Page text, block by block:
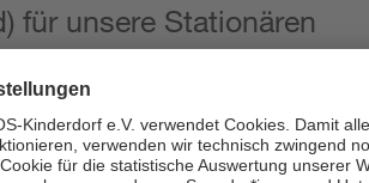
für unsere Stationären
oder Teilzeit (mind. 30 - max. 38,5